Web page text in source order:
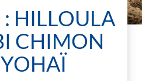
HILLOULA
CHIMON